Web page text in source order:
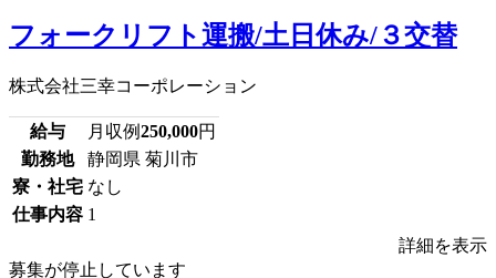
フォークリフト運搬/土日休み/３交替
株式会社三幸コーポレーション
給与 月収例250,000円
勤務地
静岡県 菊川市
寮・社宅 なし
仕事内容 1
詳細を表示
募集が停止しています